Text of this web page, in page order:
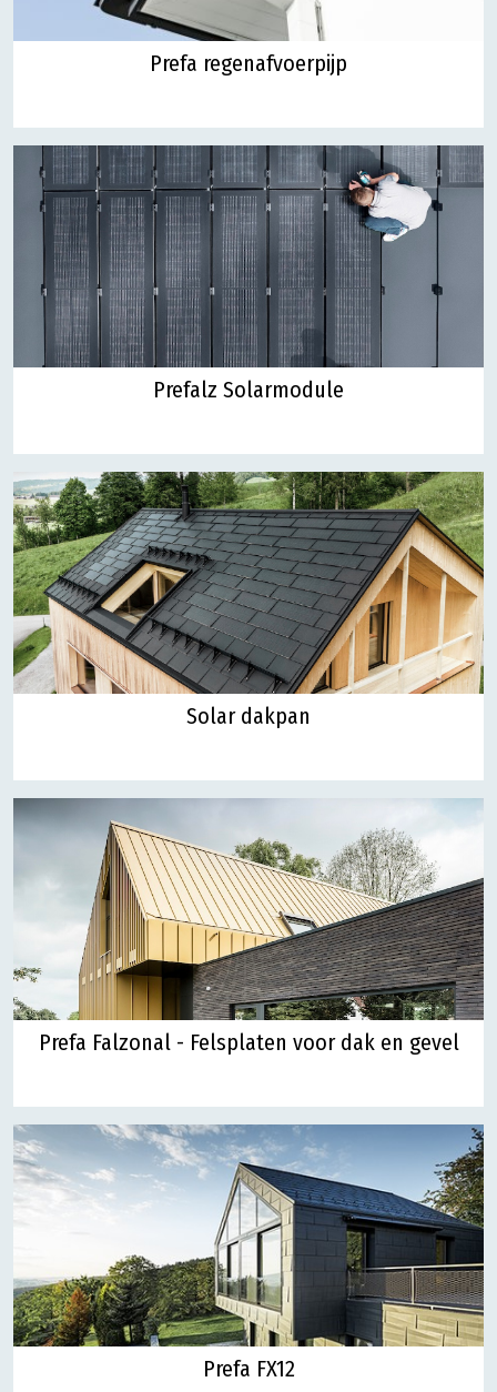
Prefa regenafvoerpijp
Prefalz Solarmodule
Solar dakpan
Prefa Falzonal - Felsplaten voor dak en gevel
Prefa FX12